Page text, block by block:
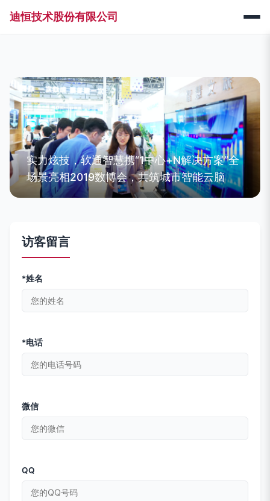
迪恒技术股份有限公司
实力炫技，软通智慧携“1中心+N解决方案”全
场景亮相2019数博会，共筑城市智能云脑
访客留言
*姓名
*电话
微信
QQ